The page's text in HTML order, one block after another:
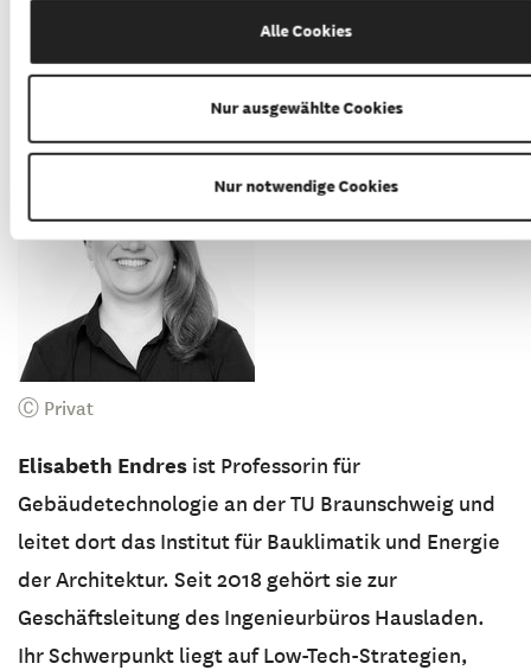
Alle Cookies
Nur ausgewählte Cookies
Nur notwendige Cookies
Critical Friend und ab LP3 als Vertreterin des
verantwortlichen Architekturbüros.
Ⓒ Privat
Elisabeth Endres ist Professorin für
Gebäudetechnologie an der TU Braunschweig und
leitet dort das Institut für Bauklimatik und Energie
der Architektur. Seit 2018 gehört sie zur
Geschäftsleitung des Ingenieurbüros Hausladen.
Ihr Schwerpunkt liegt auf Low-Tech-Strategien,